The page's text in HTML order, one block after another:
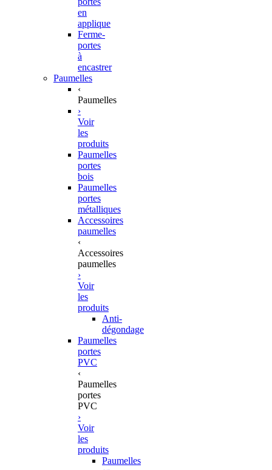
en
applique
Ferme-
portes
à
encastrer
Paumelles
‹
Paumelles
›
Voir
les
produits
Paumelles
portes
bois
Paumelles
portes
métalliques
Accessoires
paumelles
‹
Accessoires
paumelles
›
Voir
les
produits
Anti-
dégondage
Paumelles
portes
PVC
‹
Paumelles
portes
PVC
›
Voir
les
produits
Paumelles